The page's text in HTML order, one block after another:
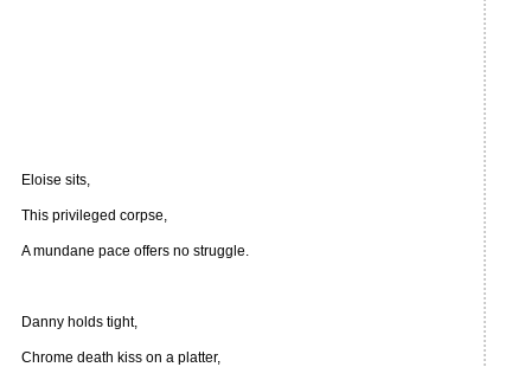
Eloise sits,
This privileged corpse,
A mundane pace offers no struggle.
Danny holds tight,
Chrome death kiss on a platter,